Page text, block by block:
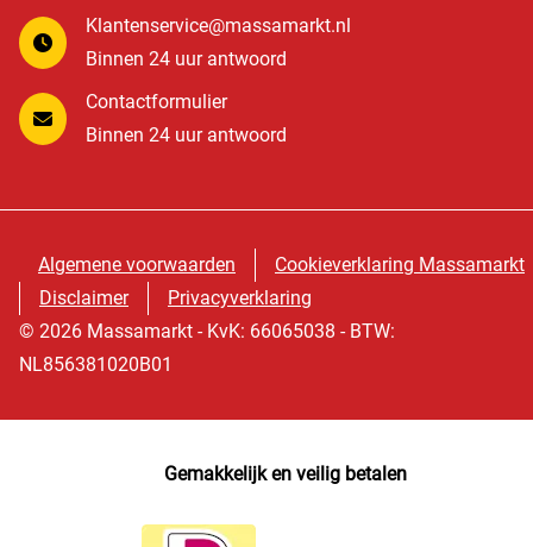
Klantenservice@massamarkt.nl
Binnen 24 uur antwoord
Contactformulier
Binnen 24 uur antwoord
Algemene voorwaarden
Cookieverklaring Massamarkt
Disclaimer
Privacyverklaring
© 2026 Massamarkt - KvK: 66065038 - BTW:
NL856381020B01
Gemakkelijk en veilig betalen